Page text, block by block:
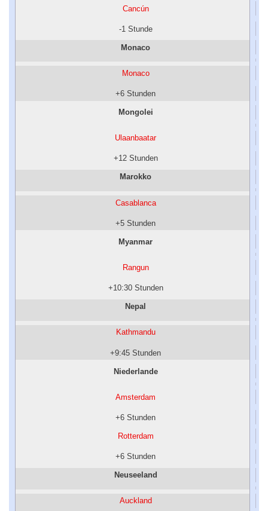
Cancún
-1 Stunde
Monaco
Monaco
+6 Stunden
Mongolei
Ulaanbaatar
+12 Stunden
Marokko
Casablanca
+5 Stunden
Myanmar
Rangun
+10:30 Stunden
Nepal
Kathmandu
+9:45 Stunden
Niederlande
Amsterdam
+6 Stunden
Rotterdam
+6 Stunden
Neuseeland
Auckland